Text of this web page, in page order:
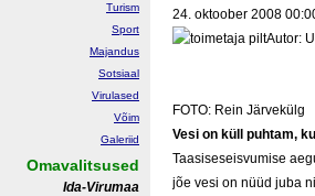
24. oktoober 2008
Autor:
FOTO: Rein Järvekülg
Ve­si on küll puh­tam,
Taa­si­se­seis­vu­mi­se
jõe ve­si on nüüd ju­ba
Turism
Sport
Majandus
Sotsiaal
Virulased
Võim
Galeriid
Omavalitsused
Ida-Virumaa